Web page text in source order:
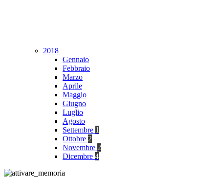
2018
Gennaio
Febbraio
Marzo
Aprile
Maggio
Giugno
Luglio
Agosto
Settembre 1
Ottobre 2
Novembre 2
Dicembre 4